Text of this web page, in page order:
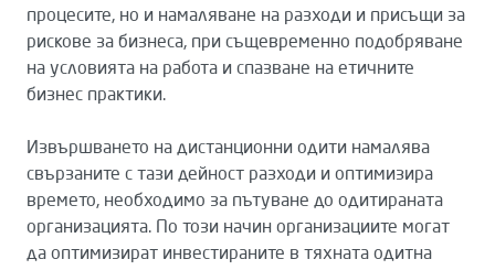
процесите, но и намаляване на разходи и присъщи за
рискове за бизнеса, при същевременно подобряване
на условията на работа и спазване на етичните
бизнес практики.
Извършването на дистанционни одити намалява
свързаните с тази дейност разходи и оптимизира
времето, необходимо за пътуване до одитираната
организацията. По този начин организациите могат
да оптимизират инвестираните в тяхната одитна